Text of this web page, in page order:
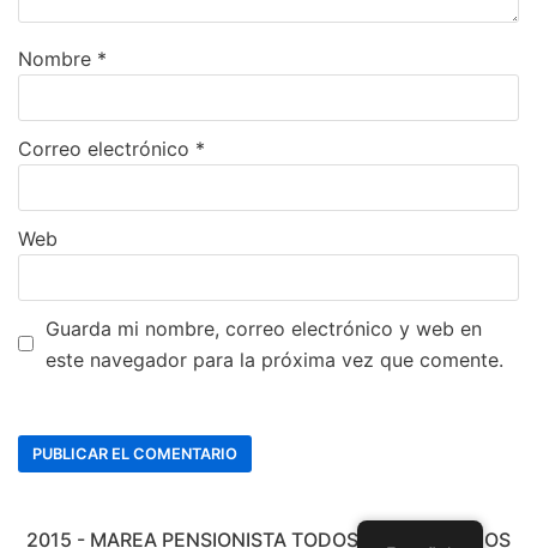
Nombre *
Correo electrónico *
Web
Guarda mi nombre, correo electrónico y web en
este navegador para la próxima vez que comente.
2015 - MAREA PENSIONISTA TODOS LOS DERECHOS